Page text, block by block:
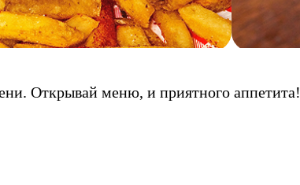
Открывай меню, и приятного аппетита!